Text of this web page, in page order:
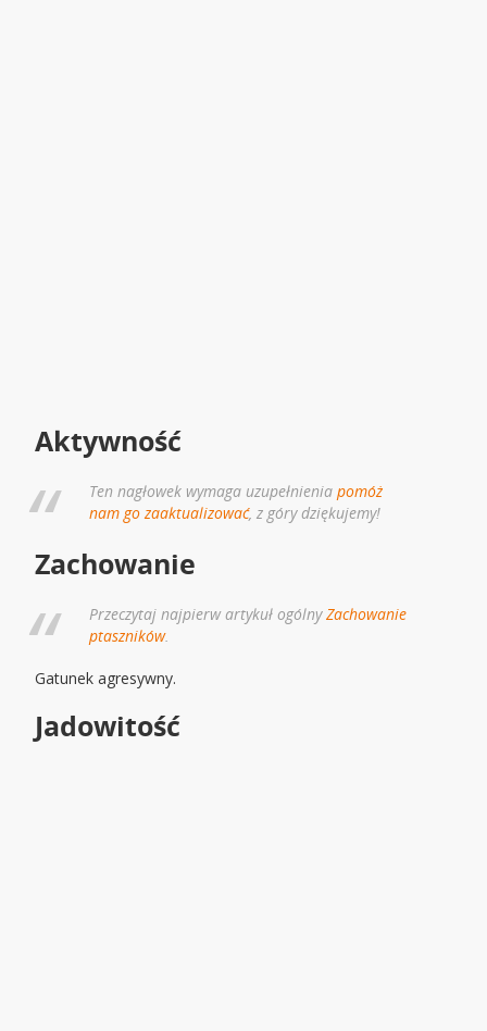
Aktywność
Ten nagłowek wymaga uzupełnieniapomóż
nam go zaaktualizować, z góry dziękujemy!
Zachowanie
Przeczytaj najpierw artykuł ogólnyZachowanie
ptaszników.
Gatunek agresywny.
Jadowitość